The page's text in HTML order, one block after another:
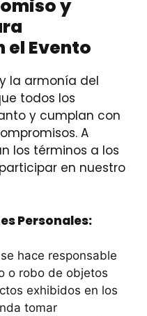
y
Evento
la armonía del
todos los
y cumplan con
A
los términos a los
en nuestro
Personales:
hace responsable
o robo de objetos
exhibidos en los
tomar